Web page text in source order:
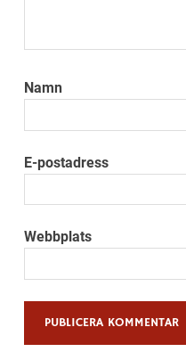
Namn
E-postadress
Webbplats